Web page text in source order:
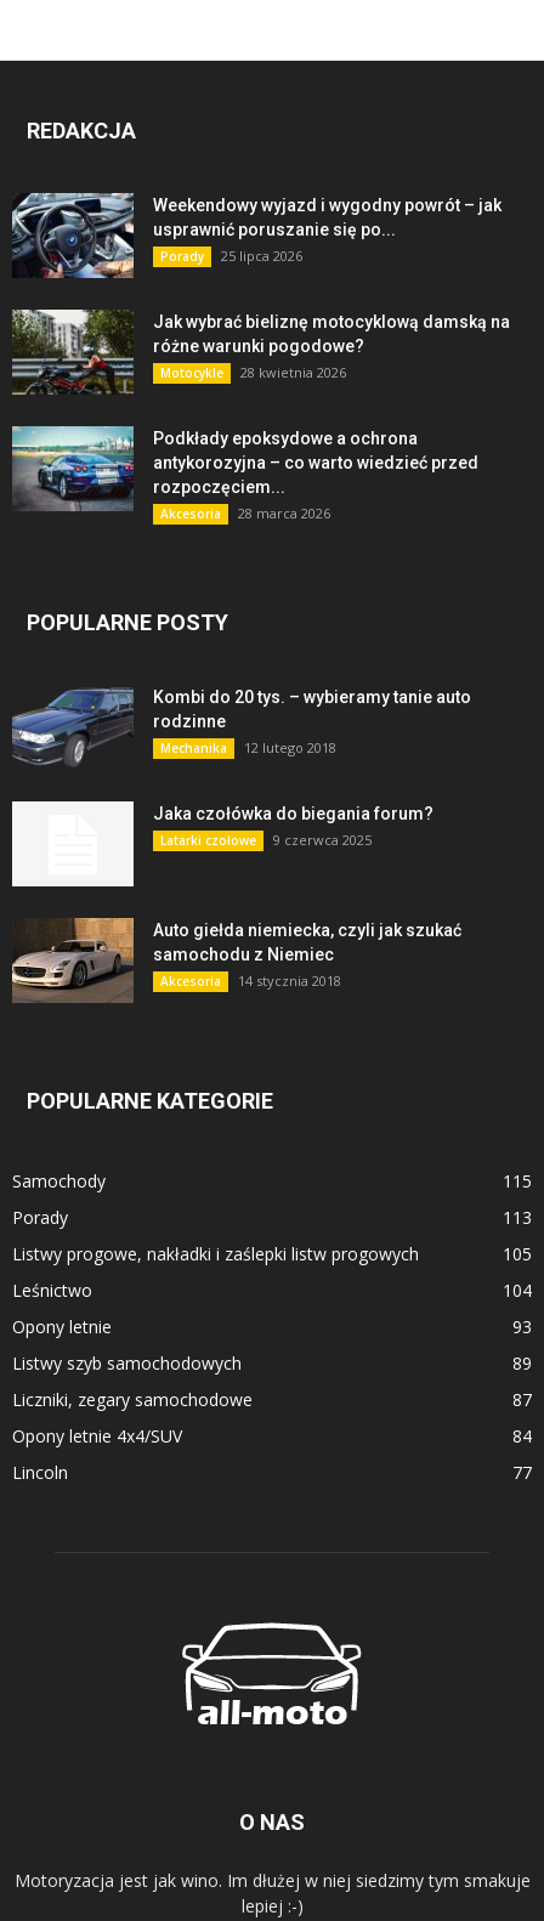
REDAKCJA
Weekendowy wyjazd i wygodny powrót – jak
usprawnić poruszanie się po...
Porady 25 lipca 2026
Jak wybrać bieliznę motocyklową damską na
różne warunki pogodowe?
Motocykle 28 kwietnia 2026
Podkłady epoksydowe a ochrona
antykorozyjna – co warto wiedzieć przed
rozpoczęciem...
Akcesoria 28 marca 2026
POPULARNE POSTY
Kombi do 20 tys. – wybieramy tanie auto
rodzinne
Mechanika 12 lutego 2018
Jaka czołówka do biegania forum?
Latarki czołowe 9 czerwca 2025
Auto giełda niemiecka, czyli jak szukać
samochodu z Niemiec
Akcesoria 14 stycznia 2018
POPULARNE KATEGORIE
Samochody
115
Porady
113
Listwy progowe, nakładki i zaślepki listw progowych
105
Leśnictwo
104
Opony letnie
93
Listwy szyb samochodowych
89
Liczniki, zegary samochodowe
87
Opony letnie 4x4/SUV
84
Lincoln
77
O NAS
Motoryzacja jest jak wino. Im dłużej w niej siedzimy tym smakuje
lepiej :-)